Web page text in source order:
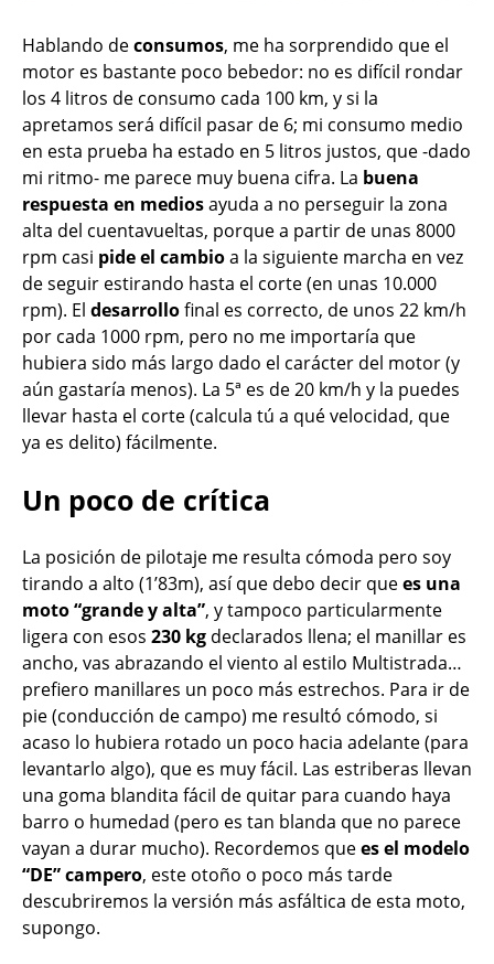
Hablando deconsumos, me ha sorprendido que el
motor es bastante poco bebedor: no es difícil rondar
los 4 litros de consumo cada 100 km, y si la
apretamos será difícil pasar de 6; mi consumo medio
en esta prueba ha estado en 5 litros justos, que -dado
mi ritmo- me parece muy buena cifra. La buena
respuesta en mediosayuda a no perseguir la zona
alta del cuentavueltas, porque a partir de unas 8000
rpm casi pide el cambioa la siguiente marcha en vez
de seguir estirando hasta el corte (en unas 10.000
rpm). El desarrollofinal es correcto, de unos 22 km/h
por cada 1000 rpm, pero no me importaría que
hubiera sido más largo dado el carácter del motor (y
aún gastaría menos). La 5ª es de 20 km/h y la puedes
llevar hasta el corte (calcula tú a qué velocidad, que
ya es delito) fácilmente.
Un poco de crítica
La posición de pilotaje me resulta cómoda pero soy
tirando a alto (1’83m), así que debo decir quees una
moto “grande y alta”, y tampoco particularmente
ligera con esos 230 kg declarados llena; el manillar es
ancho, vas abrazando el viento al estilo Multistrada…
prefiero manillares un poco más estrechos. Para ir de
pie (conducción de campo) me resultó cómodo, si
acaso lo hubiera rotado un poco hacia adelante (para
levantarlo algo), que es muy fácil. Las estriberas llevan
una goma blandita fácil de quitar para cuando haya
barro o humedad (pero es tan blanda que no parece
vayan a durar mucho). Recordemos quees el modelo
“DE” campero, este otoño o poco más tarde
descubriremos la versión más asfáltica de esta moto,
supongo.